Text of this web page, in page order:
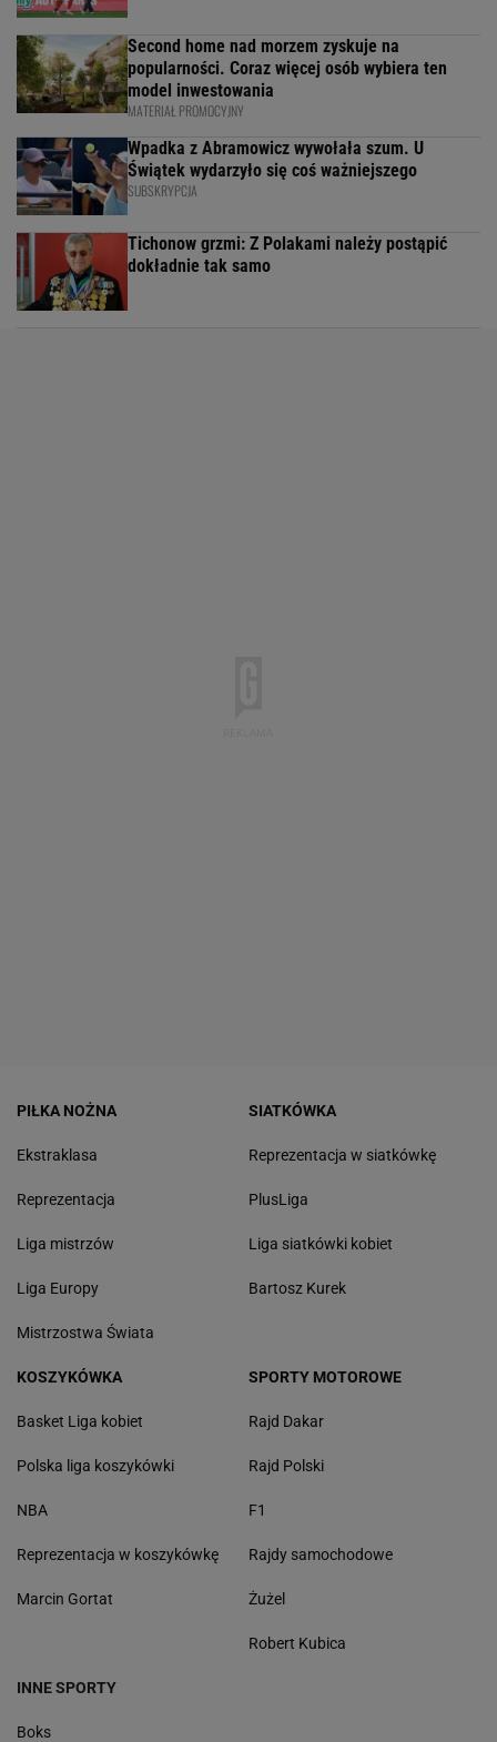
Second home nad morzem zyskuje na
popularności. Coraz więcej osób wybiera ten
model inwestowania
MATERIAŁ PROMOCYJNY
Wpadka z Abramowicz wywołała szum. U
Świątek wydarzyło się coś ważniejszego
SUBSKRYPCJA
Tichonow grzmi: Z Polakami należy postąpić
dokładnie tak samo
PIŁKA NOŻNA
Ekstraklasa
Reprezentacja
Liga mistrzów
Liga Europy
Mistrzostwa Świata
SIATKÓWKA
Reprezentacja w siatkówkę
PlusLiga
Liga siatkówki kobiet
Bartosz Kurek
KOSZYKÓWKA
Basket Liga kobiet
Polska liga koszykówki
NBA
Reprezentacja w koszykówkę
Marcin Gortat
SPORTY MOTOROWE
Rajd Dakar
Rajd Polski
F1
Rajdy samochodowe
Żużel
Robert Kubica
INNE SPORTY
Boks